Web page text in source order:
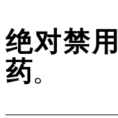
绝对禁用
药。